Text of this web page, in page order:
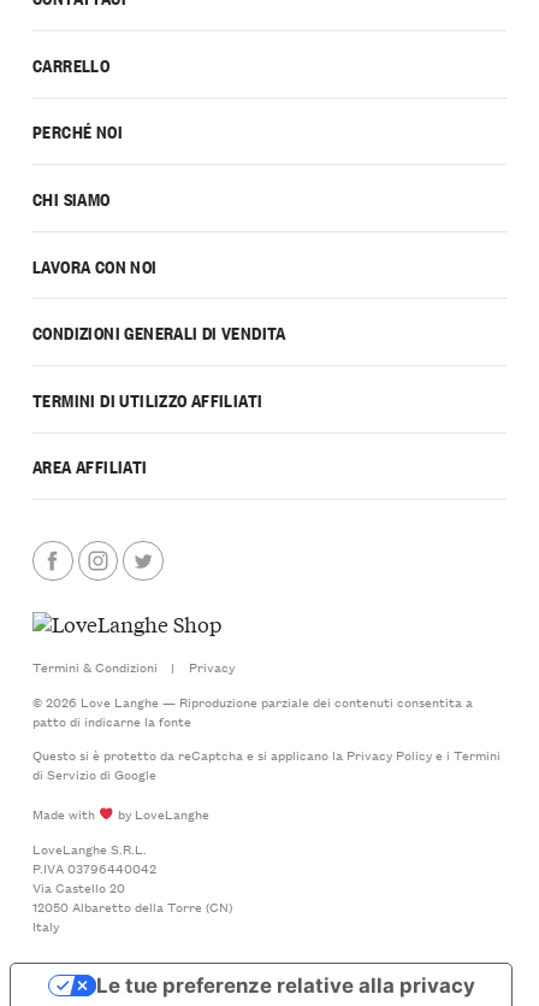
CARRELLO
PERCHÉ NOI
CHI SIAMO
LAVORA CON NOI
CONDIZIONI GENERALI DI VENDITA
TERMINI DI UTILIZZO AFFILIATI
AREA AFFILIATI
Termini & Condizioni |
Privacy
© 2026 Love Langhe — Riproduzione parziale dei contenuti consentita a
patto di indicarne la fonte
Questo si è protetto da reCaptcha e si applicano la Privacy Policye i Termini
di Serviziodi Google
Made with
by LoveLanghe
LoveLanghe S.R.L.
P.IVA 03796440042
Via Castello 20
12050 Albaretto della Torre (CN)
Italy
Le tue preferenze relative alla privacy